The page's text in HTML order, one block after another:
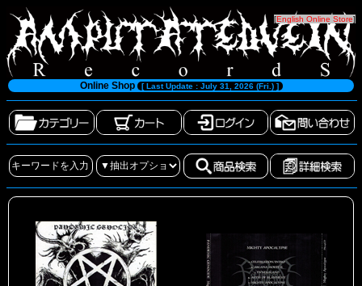
[English Online Store]
Online Shop [ Last Update : July 31, 2026 (Fri.) ]